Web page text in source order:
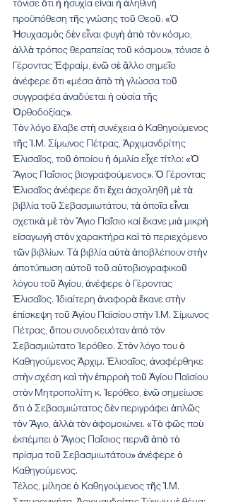
τόνισε ὅτι ἡ ἡσυχία εἶναι ἡ ἀληθινὴ
προϋπόθεση τῆς γνώσης τοῦ Θεοῦ. «Ὁ
Ἡσυχασμὸς δὲν εἶναι φυγὴ ἀπὸ τὸν κόσμο,
ἀλλὰ τρόπος θεραπείας τοῦ κόσμου», τόνισε ὁ
Γέροντας Ἐφραίμ, ἐνῶ σὲ ἄλλο σημεῖο
ἀνέφερε ὅτι «μέσα ἀπὸ τὴ γλώσσα τοῦ
συγγραφέα ἀναδύεται ἡ οὐσία τῆς
Ὀρθοδοξίας».
Τὸν λόγο ἔλαβε στὴ συνέχεια ὁ Καθηγούμενος
τῆς Ἱ.Μ. Σίμωνος Πέτρας, Ἀρχιμανδρίτης
Ἐλισαῖος, τοῦ ὁποίου ἡ ὁμιλία εἶχε τίτλο: «Ὁ
Ἅγιος Παΐσιος βιογραφούμενος». Ὁ Γέροντας
Ἐλισαῖος ἀνέφερε ὅτι ἔχει ἀσχοληθῆ μὲ τὰ
βιβλία τοῦ Σεβασμιωτάτου, τὰ ὁποῖα εἶναι
σχετικὰ μὲ τὸν Ἅγιο Παΐσιο καί ἔκανε μιὰ μικρὴ
εἰσαγωγὴ στὸν χαρακτήρα καὶ τὸ περιεχόμενο
τῶν βιβλίων. Τὰ βιβλία αὐτὰ ἀποβλέπουν στὴν
ἀποτύπωση αὐτοῦ τοῦ αὐτοβιογραφικοῦ
λόγου τοῦ Ἁγίου, ἀνέφερε ὁ Γέροντας
Ἐλισαῖος. Ἰδιαίτερη ἀναφορὰ ἔκανε στὴν
ἐπίσκεψη τοῦ Ἁγίου Παϊσίου στὴν Ἱ.Μ. Σίμωνος
Πέτρας, ὅπου συνοδευόταν ἀπὸ τὸν
Σεβασμιώτατο Ἱερόθεο. Στὸν λόγο του ὁ
Καθηγούμενος Ἀρχιμ. Ἐλισαῖος, ἀναφέρθηκε
στὴν σχέση καὶ τὴν ἐπιρροὴ τοῦ Ἁγίου Παϊσίου
στὸν Μητροπολίτη κ. Ἱερόθεο, ἐνῶ σημείωσε
ὅτι ὁ Σεβασμιώτατος δὲν περιγράφει ἁπλῶς
τὸν Ἅγιο, ἀλλὰ τὸν ἀφομοιώνει. «Τὸ φῶς ποὺ
ἐκπέμπει ὁ Ἅγιος Παΐσιος περνᾶ ἀπὸ τὸ
πρίσμα τοῦ Σεβασμιωτάτου» ἀνέφερε ὁ
Καθηγούμενος.
Τέλος, μίλησε ὁ Καθηγούμενος τῆς Ἱ.Μ.